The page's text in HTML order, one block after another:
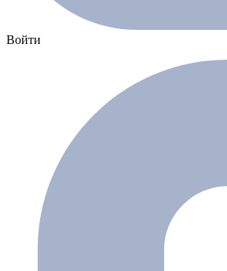
Войти